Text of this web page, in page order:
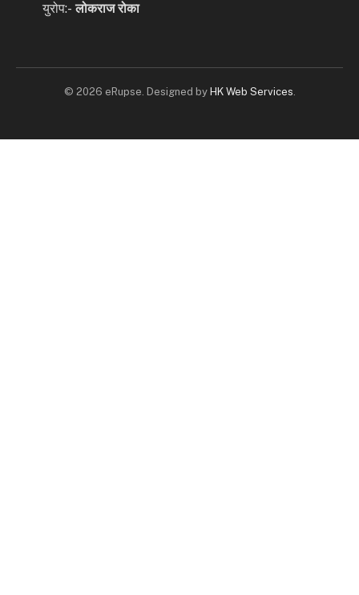
युरोप:-लोकराज रोका
© 2026 eRupse. Designed by HK Web Services